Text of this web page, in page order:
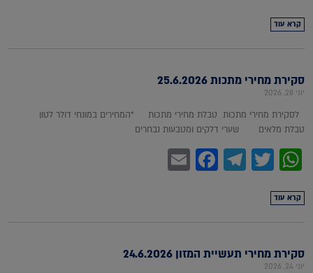
קרא עוד
סקירת מחירי מתכות 25.6.2026
יוני 28, 2026
לסקירת מחירי מתכות טבלת מחירי מתכות *המחירים במונחי דולר לטון
טבלת מלאים שערי דלקים ומטבעות נבחרים
WhatsApp
Twitter
Telegram
Facebook
קרא עוד
סקירת מחירי תעשיית המזון 24.6.2026
יוני 24, 2026